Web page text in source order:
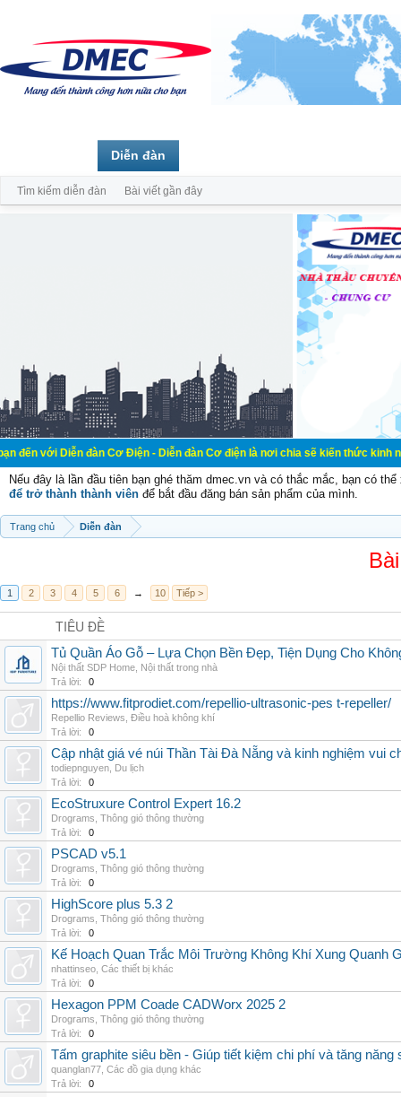
đàn Cơ Điện - Diễn đàn Cơ điện là nơi chia sẽ kiến thức kinh nghiệm
Nếu đây là lần đầu tiên bạn ghé thăm dmec.vn và có thắc mắc, bạn có
để trở thành thành viên để bắt đầu đăng bán sản phẩm của mình.
Trang chủ Diễn đàn
1 2 3 4 5 6 → 10 Tiếp >
TIÊU ĐỀ
Tủ Quần Áo Gỗ – Lựa Chọn Bền Đẹp, Tiện Dụng Cho
Nội thất SDP Home Nội thất trong nhà
Trả lời:
0
https://www.fitprodiet.com/repellio-ultrasonic-pes t-repeller/
Repellio Reviews Điều hoà không khí
Trả lời:
0
Cập nhật giá vé núi Thần Tài Đà Nẵng và kinh nghiệm vui
todiepnguyen Du lịch
Trả lời:
0
EcoStruxure Control Expert 16.2
Drograms Thông gió thông thường
Trả lời:
0
PSCAD v5.1
Drograms Thông gió thông thường
Trả lời:
0
HighScore plus 5.3 2
Drograms Thông gió thông thường
Trả lời:
0
Kế Hoạch Quan Trắc Môi Trường Không Khí Xung Quanh
nhattinseo Các thiết bị khác
Trả lời:
0
Hexagon PPM Coade CADWorx 2025 2
Drograms Thông gió thông thường
Trả lời:
0
Tấm graphite siêu bền - Giúp tiết kiệm chi phí và tăng năng
quanglan77 Các đồ gia dụng khác
Trả lời:
0
Diễn đàn
Tìm kiếm diễn đàn Bài viết gần đây